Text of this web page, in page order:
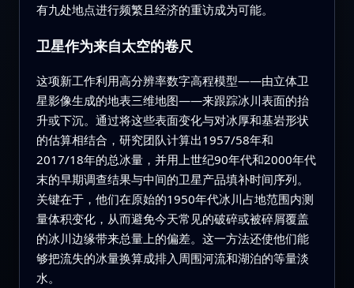
有九处地点进行频繁且经济的重访成为可能。
卫星作为来自太空的卷尺
这项新工作利用高分辨率数字高程模型——由立体卫
星影像生成的地表三维地图——来跟踪冰川表面的抬
升或下沉。通过将这些表面变化与对冰厚和基岩形状
的估算相结合，研究团队计算出1957/58年和
2017/18年的总冰量，并用上世纪90年代和2000年代
末的早期调查结果与中间的卫星产品填补时间序列。
关键在于，他们在原始的1950年代冰川占地范围内测
量体积变化，从而避免今天常见的破碎或被碎屑覆盖
的冰川边缘带来总量上的偏差。这一方法还使他们能
够把流失的冰量换算成排入周围河流和湖泊的等量淡
水。